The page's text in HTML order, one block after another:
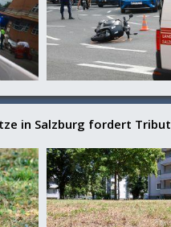
in Salzburg fordert Tribut